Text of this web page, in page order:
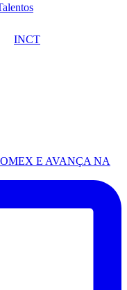
INCT
E AVANÇA NA